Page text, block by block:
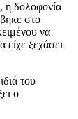
η δολοφονία
στο
να
είχε ξεχάσει
του
ο